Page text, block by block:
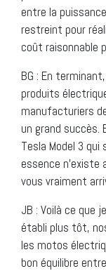
entre la
restreint pour
coût raisonnable
BG : En
produits
manufacturiers
un grand succès.
Tesla Model 3 qui
essence
vous vraiment
JB : Voilà ce que
établi plus tôt,
les motos
bon équilibre